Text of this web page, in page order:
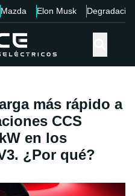
Mazda Elon Musk Degradación
más rápido a
CCS
en los
¿Por qué?